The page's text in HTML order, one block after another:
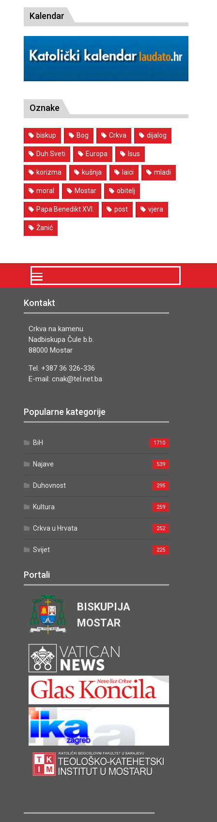
Kalendar
Oznake
biskup Bog Crkva dijalog
Duh Sveti Europa Isus
korizma kušnja laici mladi
moral Mostar obitelj
Papa Benedikt XVI. post vjera
Žanić
Kontakt
Crkva na kamenu
Nadbiskupa Čule b.b.
88000 Mostar
Tel. +387 36 326-336
E-mail: cnak@tel.net.ba
Popularne kategorije
BiH 1710
Najave 539
Duhovnost 295
Kultura 259
Crkva u Hrvata 252
Svijet 225
Portali
BISKUPIJA
MOSTAR